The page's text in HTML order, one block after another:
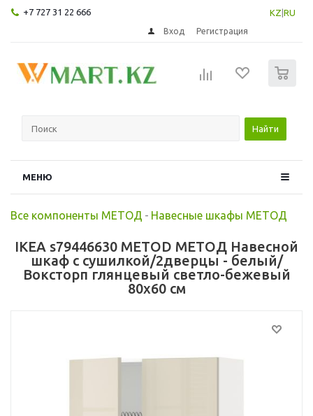
+7 727 31 22 666 KZ RU
Вход Регистрация
Найти
МЕНЮ
Все компоненты МЕТОД - Навесные шкафы МЕТОД
IKEA s79446630 METOD МЕТОД Навесной
шкаф с сушилкой/2дверцы - белый/
Воксторп глянцевый светло-бежевый
80x60 см